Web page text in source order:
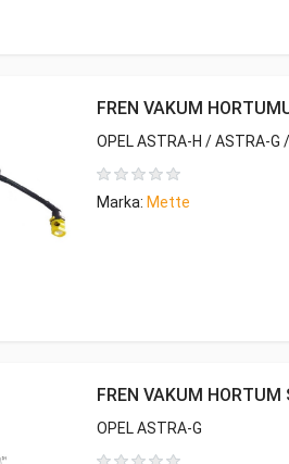
FREN VAKUM
OPEL ASTRA-H / ASTRA-G
Marka: Mette
FREN VAKUM HORTUM
OPEL ASTRA-G